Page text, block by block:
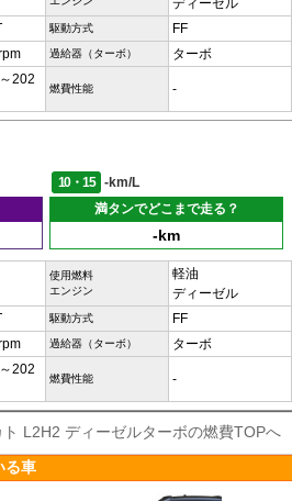
ディーゼル
駆動方式 FF
過給器（ターボ） ターボ
202
燃費性能 -
10・15
-km/L
満タンでどこまで走る？
-km
使用燃料
エンジン
軽油
ディーゼル
駆動方式 FF
過給器（ターボ） ターボ
202
燃費性能 -
L2H2 ディーゼルターボの燃費TOPへ
る車